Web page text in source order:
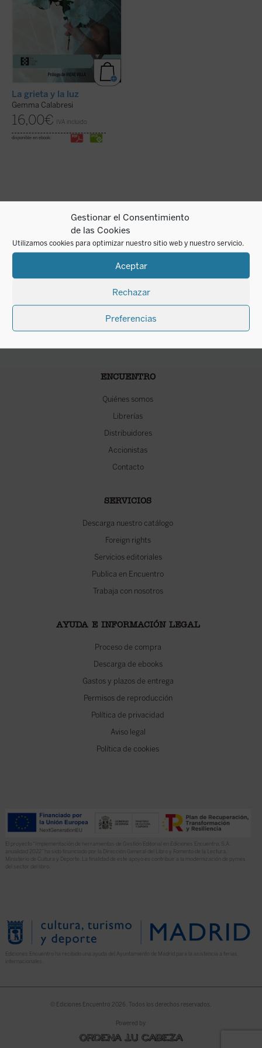
Gestionar el Consentimiento
de las Cookies
Utilizamos cookies para optimizar nuestro sitio web y nuestro servicio.
Aceptar
Rechazar
Preferencias
La grieta y la luz
Gemma Calabresi
16,00€ IVA incluido
disponible en ebook:
ENCUENTRO
Quiénes somos
Librerías
Distribuidores
Accionistas
Contacto
SERVICIOS
Descarga nuestro catálogo
Foreign rights
Servicios editoriales
Publica en Encuentro
Trabaja con nosotros
AYUDA E INFORMACIÓN LEGAL
Proceso de compra
Descarga de ebooks
Gastos y plazos de entrega
Permisos de reproducción
Política de privacidad
Aviso legal
Política de cookies
El proyecto “Implementación de herramientas de Gestión Editorial en Ediciones Encuentro, S.A.
anualidad 2022” ha sido financiado por la Dirección General del Libro y Fomento de la Lectura,
Ministerio de Cultura y Deporte. La finalidad de este apoyo es contribuir a la modernización de pymes
del sector del libro.
Ediciones Encuentro ha recibido una ayuda del Ayuntamiento de Madrid para la asistencia a ferias
© Ediciones Encuentro 2026. Todos los derechos reservados.
Powered by